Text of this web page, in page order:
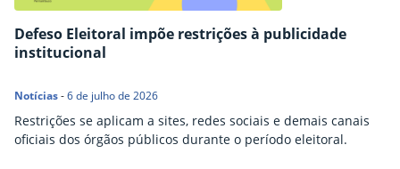
Defeso Eleitoral impõe restrições à publicidade
institucional
Notícias-6 de julho de 2026
Restrições se aplicam a sites, redes sociais e demais canais
oficiais dos órgãos públicos durante o período eleitoral.